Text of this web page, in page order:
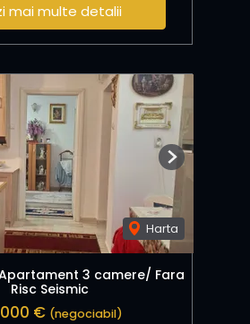
mai multe detalii
Harta
Next
3 camere/ Fara
Risc Seismic
€ (negociabil)